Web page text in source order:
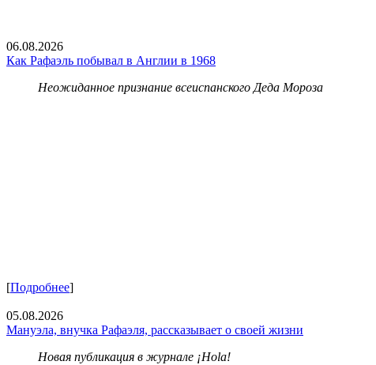
06.08.2026
Как Рафаэль побывал в Англии в 1968
Неожиданное признание всеиспанского Деда Мороза
[Подробнее]
05.08.2026
Мануэла, внучка Рафаэля, рассказывает о своей жизни
Новая публикация в журнале ¡Hola!